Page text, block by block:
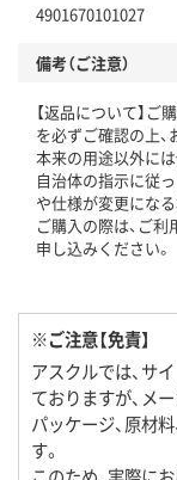
4901670101027
備考（ご注意）
【返品について】ご
を必ずご確認の上、
本来の用途以外に
自治体の指示に従
や仕様が変更にな
ご購入の際は、ご利
申し込みください。
※ご注意【免責】
アスクルでは、サ
ておりますが、メー
パッケージ、原材
す。